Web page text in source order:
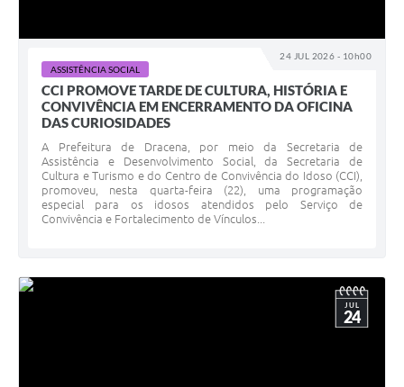
24 JUL 2026 - 10h00
ASSISTÊNCIA SOCIAL
CCI PROMOVE TARDE DE CULTURA, HISTÓRIA E
CONVIVÊNCIA EM ENCERRAMENTO DA OFICINA
DAS CURIOSIDADES
A Prefeitura de Dracena, por meio da Secretaria de
Assistência e Desenvolvimento Social, da Secretaria de
Cultura e Turismo e do Centro de Convivência do Idoso (CCI),
promoveu, nesta quarta-feira (22), uma programação
especial para os idosos atendidos pelo Serviço de
Convivência e Fortalecimento de Vínculos...
JUL
24